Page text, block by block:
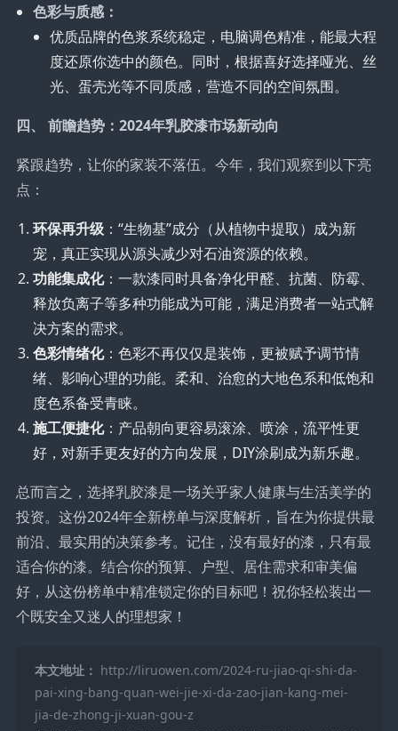
色彩与质感：
优质品牌的色浆系统稳定，电脑调色精准，能最大程
度还原你选中的颜色。同时，根据喜好选择哑光、丝
光、蛋壳光等不同质感，营造不同的空间氛围。
四、 前瞻趋势：2024年乳胶漆市场新动向
紧跟趋势，让你的家装不落伍。今年，我们观察到以下亮
点：
环保再升级 ：“生物基”成分（从植物中提取）成为新
宠，真正实现从源头减少对石油资源的依赖。
功能集成化：一款漆同时具备净化甲醛、抗菌、防霉、
释放负离子等多种功能成为可能，满足消费者一站式解
决方案的需求。
色彩情绪化：色彩不再仅仅是装饰，更被赋予调节情
绪、影响心理的功能。柔和、治愈的大地色系和低饱和
度色系备受青睐。
施工便捷化：产品朝向更容易滚涂、喷涂，流平性更
好，对新手更友好的方向发展，DIY涂刷成为新乐趣。
总而言之，选择乳胶漆是一场关乎家人健康与生活美学的
投资。这份2024年全新榜单与深度解析，旨在为你提供最
前沿、最实用的决策参考。记住，没有最好的漆，只有最
适合你的漆。结合你的预算、户型、居住需求和审美偏
好，从这份榜单中精准锁定你的目标吧！祝你轻松装出一
个既安全又迷人的理想家！
本文地址： http://liruowen.com/2024-ru-jiao-qi-shi-da-
pai-xing-bang-quan-wei-jie-xi-da-zao-jian-kang-mei-
jia-de-zhong-ji-xuan-gou-z